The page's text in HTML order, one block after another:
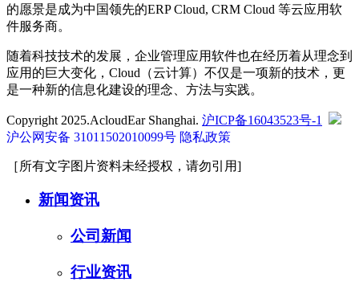
的愿景是成为中国领先的ERP Cloud, CRM Cloud 等云应用软
件服务商。
随着科技技术的发展，企业管理应用软件也在经历着从理念到
应用的巨大变化，Cloud（云计算）不仅是一项新的技术，更
是一种新的信息化建设的理念、方法与实践。
Copyright 2025.AcloudEar Shanghai. 沪ICP备16043523号-1
沪公网安备 31011502010099号 隐私政策
［所有文字图片资料未经授权，请勿引用]
新闻资讯
公司新闻
行业资讯